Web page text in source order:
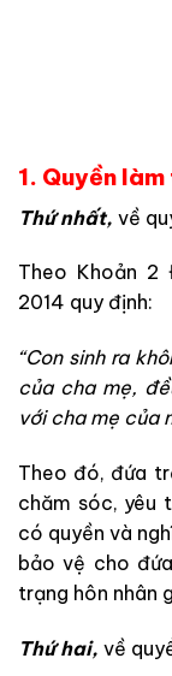
1. Quyền
Thứ nhất, về
Theo Khoản 2
2014 quy định:
“Con sinh ra
của cha mẹ,
với cha mẹ của
Theo đó, đứa
chăm sóc, yêu
có quyền và
bảo vệ cho
trạng hôn nhân
Thứ hai, về